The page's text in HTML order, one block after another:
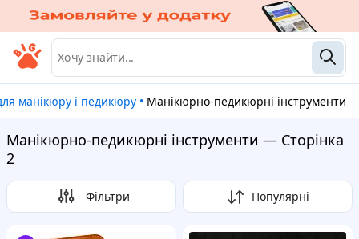
манікюру і педикюру • Манікюрно-педикюрні інструменти
Манікюрно-педикюрні інструменти — Сторінка
2
Фільтри Популярні